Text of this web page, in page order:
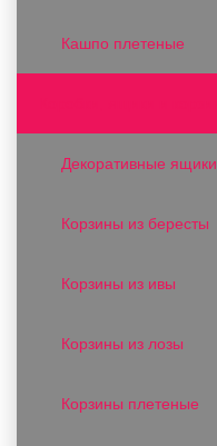
Кашпо плетеные
Декоративные ящики
Корзины из бересты
Корзины из ивы
Корзины из лозы
Корзины плетеные